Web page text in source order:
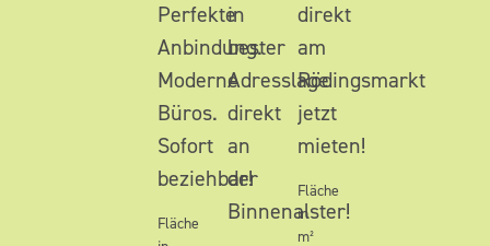
Perfekte
Anbindung.
Moderne
Büros.
Sofort
beziehbar!
Fläche
in
bester
Adresslage
direkt
an
der
Binnenalster!
direkt
am
Rödingsmarkt
jetzt
mieten!
Fläche
in
m²